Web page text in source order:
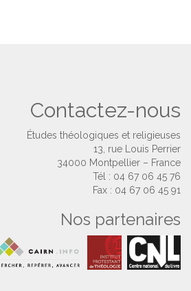
Contactez-nous
Études théologiques et religieuses
13, rue Louis Perrier
34000 Montpellier – France
Tél : 04 67 06 45 76
Fax : 04 67 06 45 91
Nos partenaires